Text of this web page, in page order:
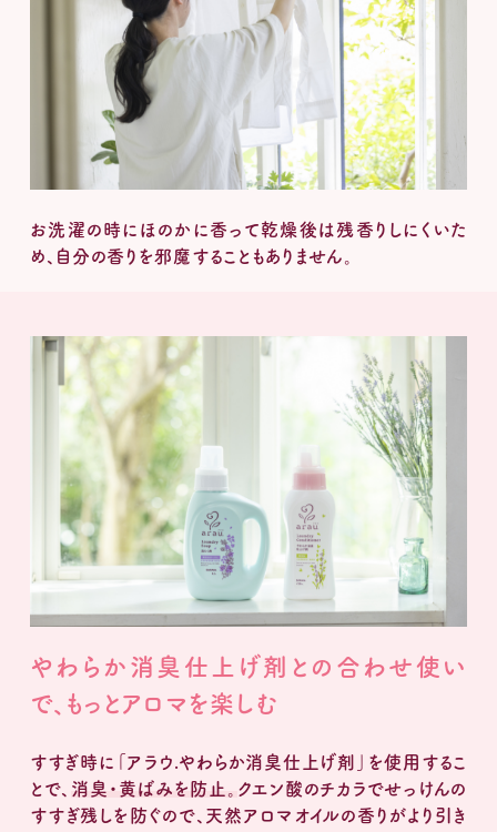
お洗濯の時にほのかに香って乾燥後は残香りしにくいた
め、自分の香りを邪魔することもありません。
やわらか消臭仕上げ剤との合わせ使い
で、もっとアロマを楽しむ
すすぎ時に「アラウ.やわらか消臭仕上げ剤」を使用するこ
とで、 消臭・黄ばみを防止。 クエン酸のチカラでせっけんの
すすぎ残しを防ぐので、天然アロマオイルの香りがより引き